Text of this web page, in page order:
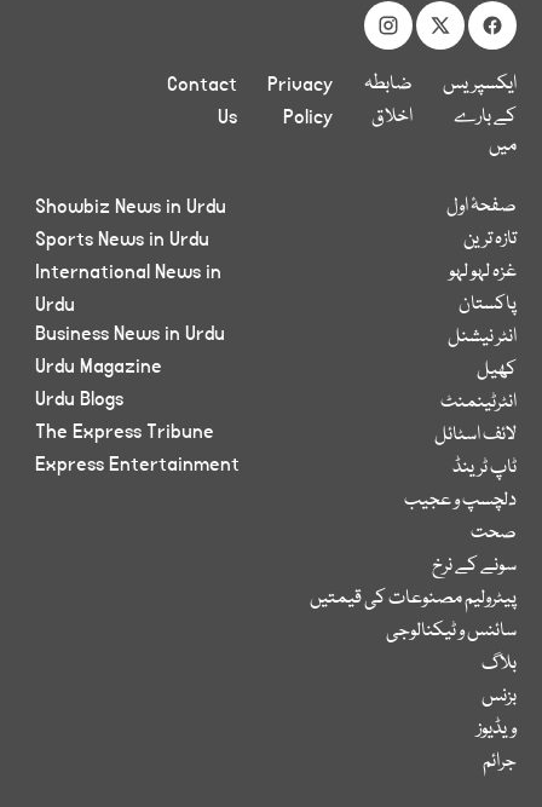
ایکسپریس
کے بارے
میں
ضابطہ
اخلاق
Privacy
Policy
Contact
Us
صفحۂ اول
تازہ ترین
غزہ لہو لہو
پاکستان
انٹر نیشنل
کھیل
انٹرٹینمنٹ
لائف اسٹائل
ٹاپ ٹرینڈ
دلچسپ و عجیب
صحت
سونے کے نرخ
پیٹرولیم مصنوعات کی قیمتیں
سائنس و ٹیکنالوجی
بلاگ
بزنس
ویڈیوز
جرائم
Showbiz News in Urdu
Sports News in Urdu
International News in
Urdu
Business News in Urdu
Urdu Magazine
Urdu Blogs
The Express Tribune
Express Entertainment